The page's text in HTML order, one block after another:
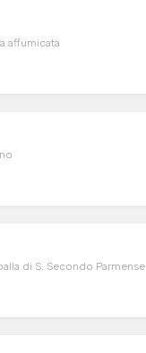
affumicata
di S. Secondo Parmense